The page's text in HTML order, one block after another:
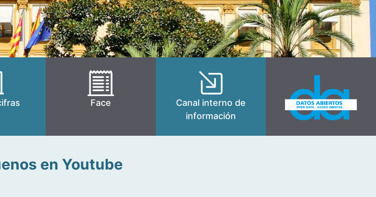
Face
Canal interno de
información
en Youtube